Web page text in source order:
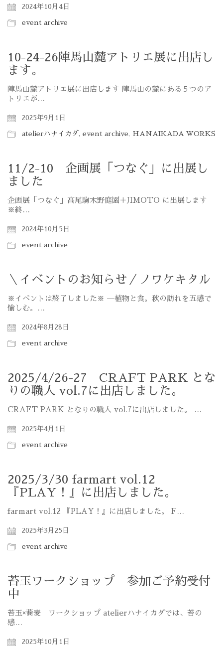
2024年10月4日
event archive
10-24-26陣馬山麓アトリエ展に出店し
ます。
陣馬山麓アトリエ展に出店します 陣馬山の麓にある５つのア
トリエが…
2025年9月1日
atelierハナイカダ , event archive, HANAIKADA WORKS
11/2-10 企画展「つなぐ」に出展し
ました
企画展「つなぐ」高尾駒木野庭園＋JIMOTO に出展します
※終…
2024年10月5日
event archive
＼イベントのお知らせ／ノワケキタル
※イベントは終了しました※ ―植物と食。秋の訪れを五感で
愉しむ。…
2024年8月28日
event archive
2025/4/26-27 CRAFT PARK とな
りの職人 vol.7に出店しました。
CRAFT PARK となりの職人 vol.7に出店しました。 …
2025年4月1日
event archive
2025/3/30 farmart vol.12
『PLAY！』に出店しました。
farmart vol.12 『PLAY！』に出店しました。 F…
2025年3月25日
event archive
苔玉ワークショップ 参加ご予約受付
中
苔玉×蕎麦 ワークショップ atelierハナイカダでは、苔の
感…
2025年10月1日